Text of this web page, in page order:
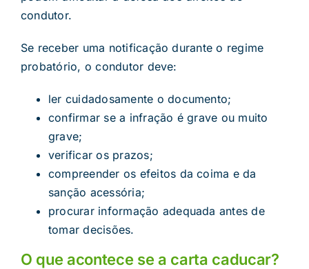
condutor.
Se receber uma notificação durante o regime
probatório, o condutor deve:
ler cuidadosamente o documento;
confirmar se a infração é grave ou muito
grave;
verificar os prazos;
compreender os efeitos da coima e da
sanção acessória;
procurar informação adequada antes de
tomar decisões.
O que acontece se a carta caducar?